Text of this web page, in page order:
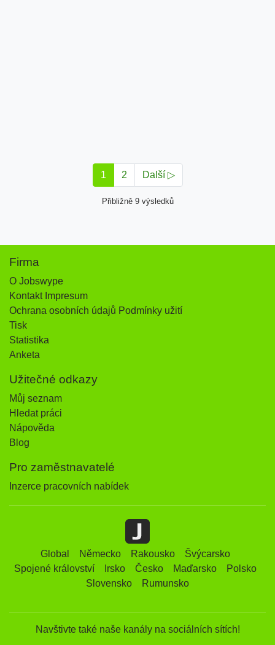
1 2 Další ▷
Přibližně 9 výsledků
Firma
O Jobswype
Kontakt Impresum
Ochrana osobních údajů Podmínky užití
Tisk
Statistika
Anketa
Užitečné odkazy
Můj seznam
Hledat práci
Nápověda
Blog
Pro zaměstnavatelé
Inzerce pracovních nabídek
Global Německo Rakousko
Švýcarsko
Spojené království
Irsko Česko Maďarsko
Polsko
Slovensko
Rumunsko
Navštivte také naše kanály na sociálních sítích!